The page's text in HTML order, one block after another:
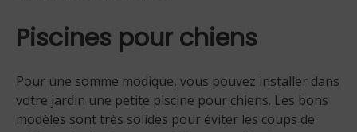
Piscines pour chiens
Pour une somme modique, vous pouvez installer dans
votre jardin une petite piscine pour chiens. Les bons
modèles sont très solides pour éviter les coups de